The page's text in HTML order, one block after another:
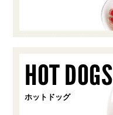
HOT DOGS
ホットドッグ